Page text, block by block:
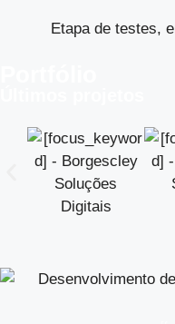
Etapa de testes,